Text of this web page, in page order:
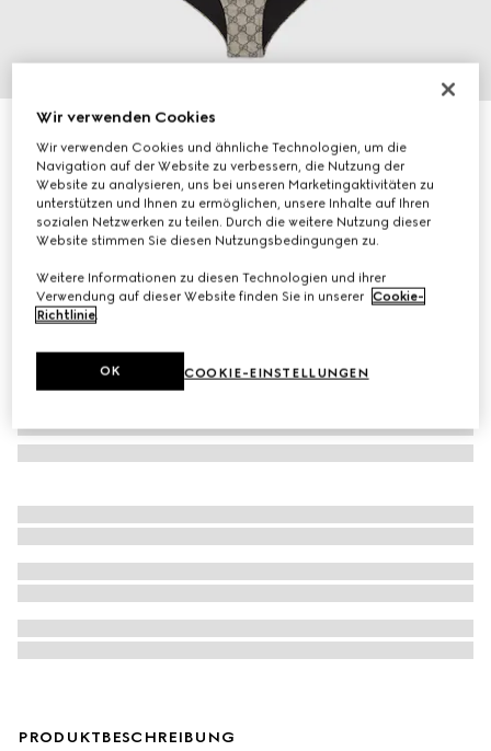
Badeanzug aus GG Stretch-Jersey
CHF 580
Variantenbeige und ebenholz
PRODUKTBESCHREIBUNG
Wir verwenden Cookies
Wir verwenden Cookies und ähnliche Technologien, um die
Navigation auf der Website zu verbessern, die Nutzung der
Website zu analysieren, uns bei unseren Marketingaktivitäten zu
unterstützen und Ihnen zu ermöglichen, unsere Inhalte auf Ihren
sozialen Netzwerken zu teilen. Durch die weitere Nutzung dieser
Website stimmen Sie diesen Nutzungsbedingungen zu.
Weitere Informationen zu diesen Technologien und ihrer
Verwendung auf dieser Website finden Sie in unserer Cookie-
Richtlinie.
COOKIE-EINSTELLUNGEN
OK